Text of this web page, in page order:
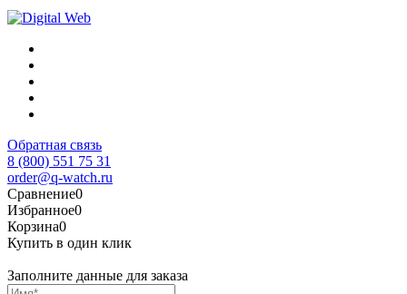
Обратная связь
8 (800) 551 75 31
order@q-watch.ru
Сравнение0
Избранное0
Корзина0
Купить в один клик
Заполните данные для заказа